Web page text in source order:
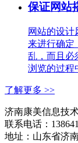
保证网站
网站的设计
来进行确定
乱，而且必
浏览的过程
了解更多 >>
济南康美信息技
联系电话：
地址：山东省济